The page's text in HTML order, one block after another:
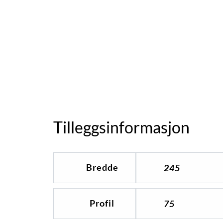
Tilleggsinformasjon
Bredde 245
Profil 75